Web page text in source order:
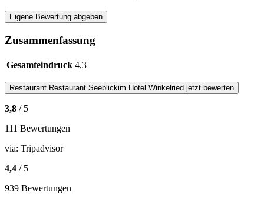
Eigene Bewertung abgeben
Zusammenfassung
Gesamteindruck 4,3
Restaurant Restaurant Seeblickim Hotel Winkelried jetzt bewerten
3,8 / 5
111 Bewertungen
via: Tripadvisor
4,4 / 5
939 Bewertungen